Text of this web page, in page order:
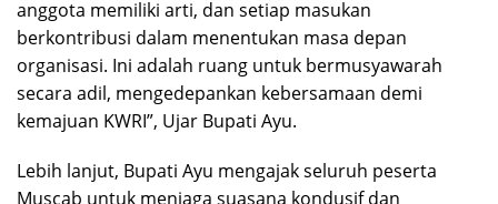
anggota memiliki arti, dan setiap masukan
berkontribusi dalam menentukan masa depan
organisasi. Ini adalah ruang untuk bermusyawarah
secara adil, mengedepankan kebersamaan demi
kemajuan KWRI”, Ujar Bupati Ayu.
Lebih lanjut, Bupati Ayu mengajak seluruh peserta
Muscab untuk menjaga suasana kondusif dan